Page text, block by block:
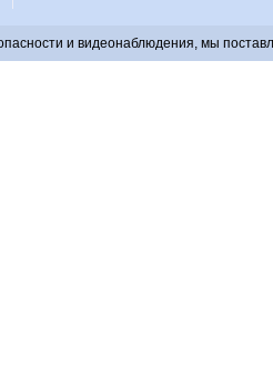
и видеонаблюдения, мы